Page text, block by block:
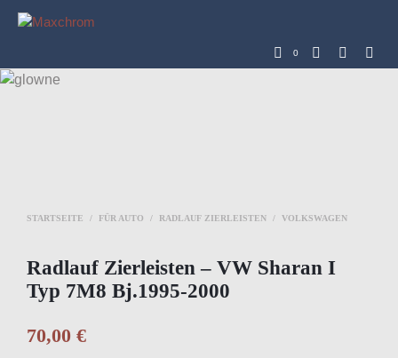
0
STARTSEITE / FÜR AUTO / RADLAUF ZIERLEISTEN / VOLKSWAGEN
Radlauf Zierleisten – VW Sharan I
Typ 7M8 Bj.1995-2000
70,00 €